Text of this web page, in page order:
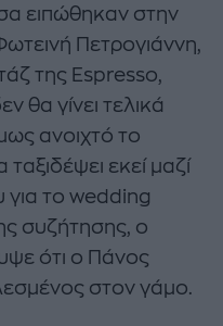
ειπώθηκαν στην
Πετρογιάννη,
της Espresso,
θα γίνει τελικά
ανοιχτό το
εκεί μαζί
για το wedding
συζήτησης, ο
ότι ο Πάνος
στον γάμο.